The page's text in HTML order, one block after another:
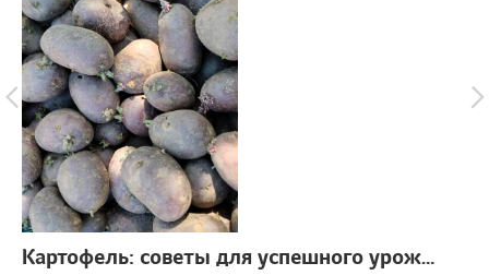
Картофель: советы для успешного урожая